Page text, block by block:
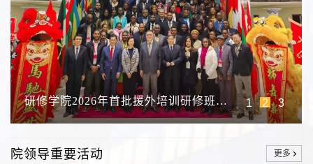
研修学院2026年首批援外培训研修班顺
利开班
1 2 3
院领导重要活动 更多